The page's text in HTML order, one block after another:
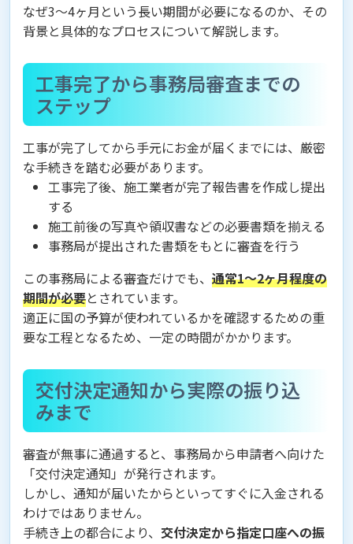
なぜ3〜4ヶ月という長い期間が必要になるのか、その
背景と具体的なプロセスについて解説します。
工事完了から事務局審査までの
ステップ
工事が完了してから手元にお金が届くまでには、厳密
な手続きを踏む必要があります。
工事完了後、施工業者が完了報告書を作成し提出
する
施工前後の写真や領収書などの必要書類を揃える
事務局が提出された書類をもとに審査を行う
この事務局による審査だけでも、 通常1〜2ヶ月程度の
期間が必要とされています。
適正に国の予算が使われているかを確認するための重
要な工程となるため、一定の時間がかかります。
交付決定通知から実際の振り込
みまで
審査が無事に通過すると、事務局から申請者へ向けた
「交付決定通知」が発行されます。
しかし、通知が届いたからといってすぐに入金される
わけではありません。
手続き上の都合により、 交付決定から指定口座への振